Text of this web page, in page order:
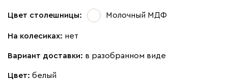
Цвет столешницы: Молочный МДФ
На колесиках: нет
Вариант доставки: в разобранном виде
Цвет: белый